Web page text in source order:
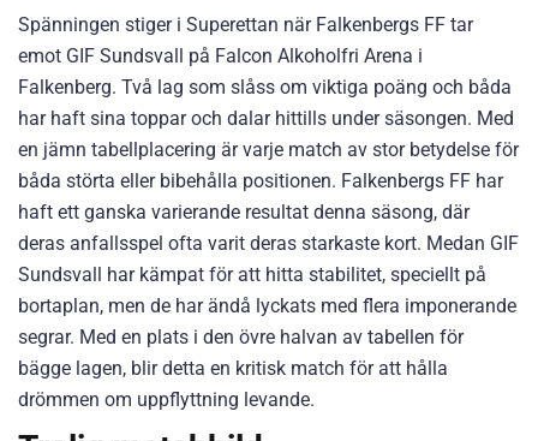
Spänningen stiger i Superettan när Falkenbergs FF tar
emot GIF Sundsvall på Falcon Alkoholfri Arena i
Falkenberg. Två lag som slåss om viktiga poäng och båda
har haft sina toppar och dalar hittills under säsongen. Med
en jämn tabellplacering är varje match av stor betydelse för
båda störta eller bibehålla positionen. Falkenbergs FF har
haft ett ganska varierande resultat denna säsong, där
deras anfallsspel ofta varit deras starkaste kort. Medan GIF
Sundsvall har kämpat för att hitta stabilitet, speciellt på
bortaplan, men de har ändå lyckats med flera imponerande
segrar. Med en plats i den övre halvan av tabellen för
bägge lagen, blir detta en kritisk match för att hålla
drömmen om uppflyttning levande.